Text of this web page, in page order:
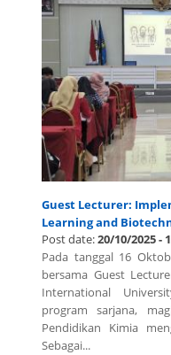
Guest Lecturer:
Learning and
Post date:20/10/2025 -
Pada tanggal 16
bersama Guest
International
program sarjana,
Pendidikan Kimia
Sebagai...